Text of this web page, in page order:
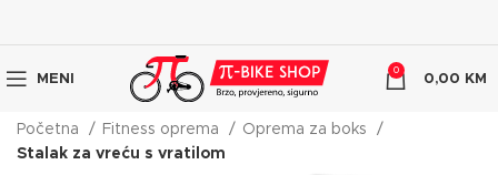
MENI
0
0,00 KM
Početna Fitness oprema
Oprema za boks
Stalak za vreću s vratilom